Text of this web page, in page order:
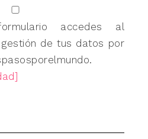
accedes al
de tus datos por